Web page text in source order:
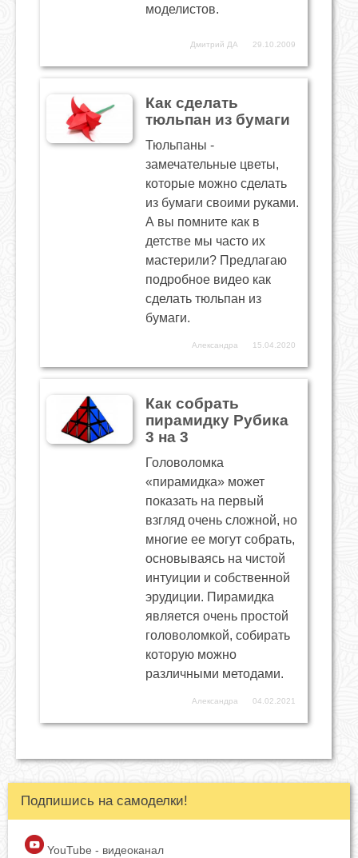
моделистов.
Дмитрий ДА 29.10.2009
Как сделать
тюльпан из бумаги
Тюльпаны -
замечательные цветы,
которые можно сделать
из бумаги своими руками.
А вы помните как в
детстве мы часто их
мастерили? Предлагаю
подробное видео как
сделать тюльпан из
бумаги.
Александра 15.04.2020
Как собрать
пирамидку Рубика
3 на 3
Головоломка
«пирамидка» может
показать на первый
взгляд очень сложной, но
многие ее могут собрать,
основываясь на чистой
интуиции и собственной
эрудиции. Пирамидка
является очень простой
головоломкой, собирать
которую можно
различными методами.
Александра 04.02.2021
Подпишись на самоделки!
YouTube - видеоканал